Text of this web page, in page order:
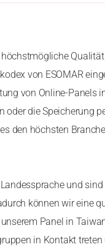
von ESOMAR
von Online-Panels
oder die Speicherung
den höchsten
und
können wir eine
Panel in
in Kontakt